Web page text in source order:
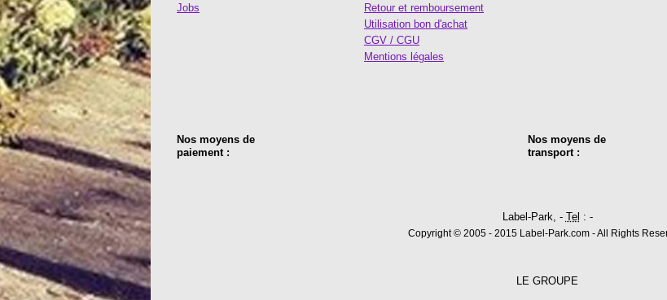
Jobs
Retour et remboursement
Utilisation bon d'achat
CGV / CGU
Mentions légales
Nos moyens de
paiement :
Nos moyens de
transport :
Label-Park, - Tel : -
Copyright © 2005 - 2015 Label-Park.com - All Rights
LE GROUPE